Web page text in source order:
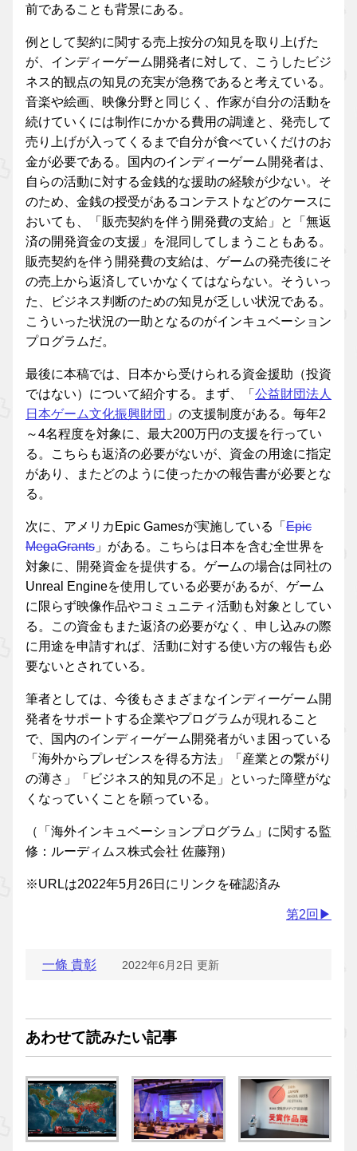
前であることも背景にある。
例として契約に関する売上按分の知見を取り上げた
が、インディーゲーム開発者に対して、こうしたビジ
ネス的観点の知見の充実が急務であると考えている。
音楽や絵画、映像分野と同じく、作家が自分の活動を
続けていくには制作にかかる費用の調達と、発売して
売り上げが入ってくるまで自分が食べていくだけのお
金が必要である。国内のインディーゲーム開発者は、
自らの活動に対する金銭的な援助の経験が少ない。そ
のため、金銭の授受があるコンテストなどのケースに
おいても、「販売契約を伴う開発費の支給」と「無返
済の開発資金の支援」を混同してしまうこともある。
販売契約を伴う開発費の支給は、ゲームの発売後にそ
の売上から返済していかなくてはならない。そういっ
た、ビジネス判断のための知見が乏しい状況である。
こういった状況の一助となるのがインキュベーション
プログラムだ。
最後に本稿では、日本から受けられる資金援助（投資
ではない）について紹介する。まず、「 公益財団法人
日本ゲーム文化振興財団 」の支援制度がある。毎年2
～4名程度を対象に、最大200万円の支援を行ってい
る。こちらも返済の必要がないが、資金の用途に指定
があり、またどのように使ったかの報告書が必要とな
る。
次に、アメリカEpic Gamesが実施している「 Epic
MegaGrants 」がある。こちらは日本を含む全世界を
対象に、開発資金を提供する。ゲームの場合は同社の
Unreal Engineを使用している必要があるが、ゲーム
に限らず映像作品やコミュニティ活動も対象としてい
る。この資金もまた返済の必要がなく、申し込みの際
に用途を申請すれば、活動に対する使い方の報告も必
要ないとされている。
筆者としては、今後もさまざまなインディーゲーム開
発者をサポートする企業やプログラムが現れること
で、国内のインディーゲーム開発者がいま困っている
「海外からプレゼンスを得る方法」「産業との繋がり
の薄さ」「ビジネス的知見の不足」といった障壁がな
くなっていくことを願っている。
（「海外インキュベーションプログラム」に関する監
修：ルーディムス株式会社 佐藤翔）
※URLは2022年5月26日にリンクを確認済み
第2回▶
一條 貴彰 2022年6月2日 更新
あわせて読みたい記事